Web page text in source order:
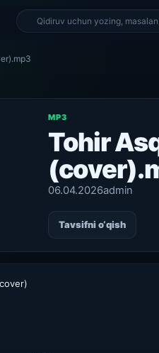
MP3
Tohir
06.04.2026admin
Tavsifni o‘qish